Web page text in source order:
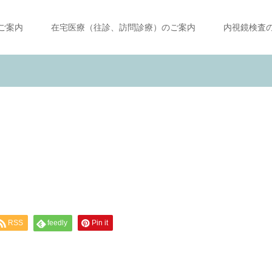
案内 在宅医療（往診、訪問診療）のご案内 内視鏡検査
RSS feedly Pin it